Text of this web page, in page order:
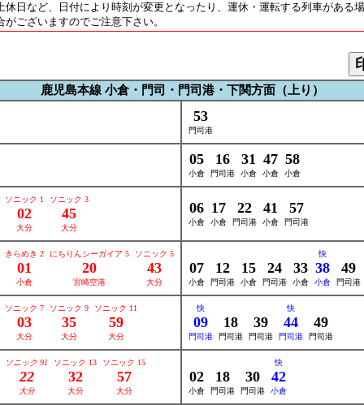
休日など、日付により時刻が変更となったり、運休・運転する列車がある場
がございますのでご注意下さい。
鹿児島本線 小倉・門司・門司港・下関方面（上り）
53
門司港
05
小倉
16
門司港
31
小倉
47
小倉
58
小倉
ソニック 1
02
大分
ソニック 3
45
大分
06
小倉
17
小倉
22
門司港
41
小倉
57
門司港
きらめき 2
01
小倉
にちりんシーガイア 5
20
宮崎空港
ソニック 5
43
大分
07
小倉
12
門司港
15
小倉
24
門司港
33
小倉
快
38
小倉
49
門司港
ソニック 7
03
大分
ソニック 9
35
大分
ソニック 11
59
大分
快
09
門司港
18
門司港
39
門司港
快
44
門司港
49
門司港
ソニック 91
22
大分
ソニック 13
32
大分
ソニック 15
57
大分
02
小倉
18
門司港
30
門司港
快
42
小倉